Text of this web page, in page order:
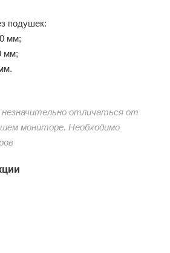
подушек:
мм;
мм;
отличаться от
мониторе. Необходимо